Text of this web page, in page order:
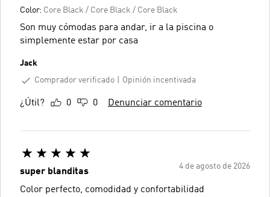
Color: Core Black / Core Black / Core Black
Son muy cómodas para andar, ir a la piscina o
simplemente estar por casa
Jack
Comprador verificado
Opinión incentivada
¿Útil? 0 0 Denunciar comentario
4 de agosto de 2026
super blanditas
Color perfecto, comodidad y confortabilidad